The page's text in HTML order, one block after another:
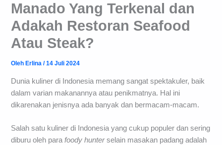
Manado Yang Terkenal dan
Adakah Restoran Seafood
Atau Steak?
Oleh Erlina/14 Juli 2024
Dunia kuliner di Indonesia memang sangat spektakuler, baik
dalam varian makanannya atau penikmatnya. Hal ini
dikarenakan jenisnya ada banyak dan bermacam-macam.
Salah satu kuliner di Indonesia yang cukup populer dan sering
diburu oleh parafoody hunterselain masakan padang adalah